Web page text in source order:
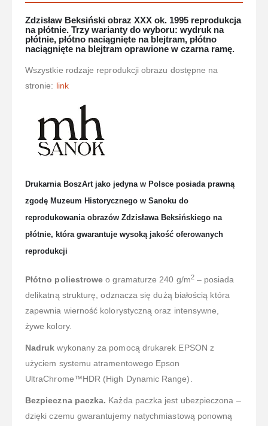
Zdzisław Beksiński obraz XXX ok. 1995 reprodukcja
na płótnie. Trzy warianty do wyboru: wydruk na
płótnie, płótno naciągnięte na blejtram, płótno
naciągnięte na blejtram oprawione w czarna ramę.
Wszystkie rodzaje reprodukcji obrazu dostępne na
stronie: link
Drukarnia BoszArt jako jedyna w Polsce posiada prawną
zgodę Muzeum Historycznego w Sanoku do
reprodukowania obrazów Zdzisława Beksińskiego na
płótnie, która gwarantuje wysoką jakość oferowanych
reprodukcji
Płótno poliestroweo gramaturze 240 g/m2– posiada
delikatną strukturę, odznacza się dużą białością która
zapewnia wierność kolorystyczną oraz intensywne,
żywe kolory.
Nadruk wykonany za pomocą drukarek EPSON z
użyciem systemu atramentowego Epson
UltraChrome™HDR (High Dynamic Range).
Bezpieczna paczka. Każda paczka jest ubezpieczona –
dzięki czemu gwarantujemy natychmiastową ponowną